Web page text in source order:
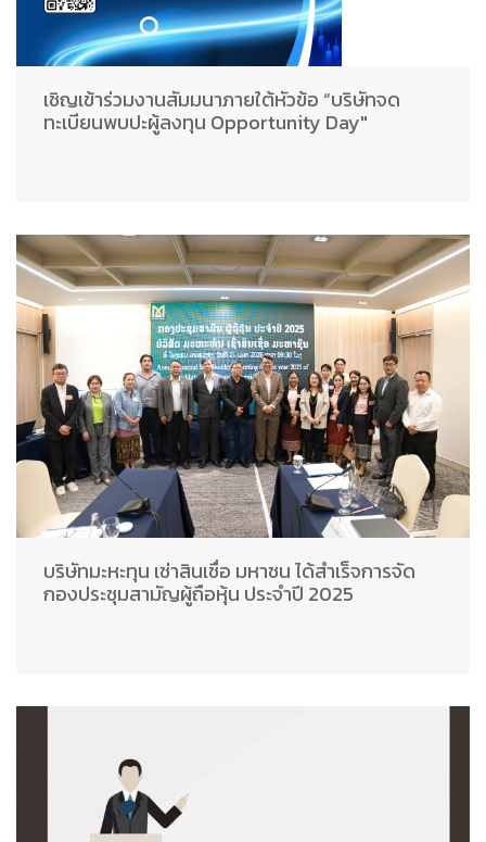
เชิญเข้าร่วมงานสัมมนาภายใต้หัวข้อ “บริษัทจด
ทะเบียนพบปะผู้ลงทุน Opportunity Day"
บริษัทมะหะทุน เช่าสินเชื่อ มหาชน ได้สำเร็จการจัด
กองประชุมสามัญผู้ถือหุ้น ประจำปี 2025